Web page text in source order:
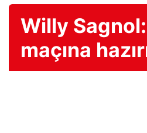
Willy
maçına